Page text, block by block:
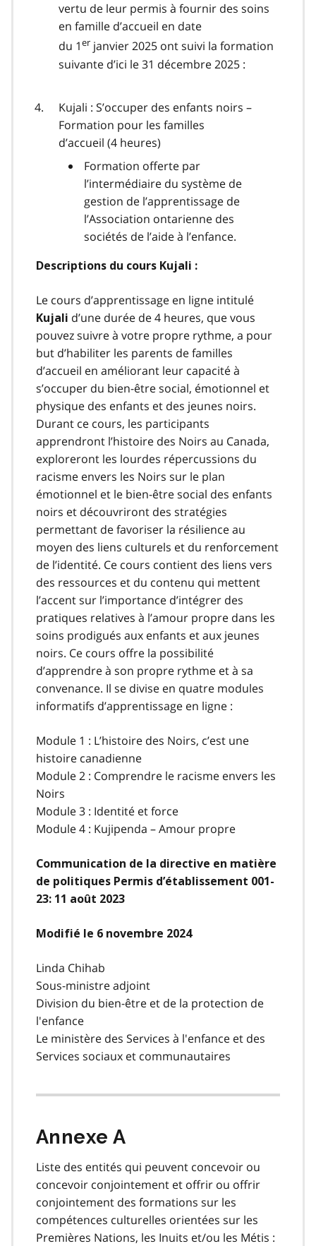
vertu de leur permis à fournir des soins
en famille d’accueil en date
du 1er janvier 2025 ont suivi la formation
suivante d’ici le 31 décembre 2025 :
Kujali : S’occuper des enfants noirs –
Formation pour les familles
d’accueil (4 heures)
Formation offerte par
l’intermédiaire du système de
gestion de l’apprentissage de
l’Association ontarienne des
sociétés de l’aide à l’enfance.
Descriptions du cours Kujali :
Le cours d’apprentissage en ligne intitulé
Kujali d’une durée de 4 heures, que vous
pouvez suivre à votre propre rythme, a pour
but d’habiliter les parents de familles
d’accueil en améliorant leur capacité à
s’occuper du bien-être social, émotionnel et
physique des enfants et des jeunes noirs.
Durant ce cours, les participants
apprendront l’histoire des Noirs au Canada,
exploreront les lourdes répercussions du
racisme envers les Noirs sur le plan
émotionnel et le bien-être social des enfants
noirs et découvriront des stratégies
permettant de favoriser la résilience au
moyen des liens culturels et du renforcement
de l’identité. Ce cours contient des liens vers
des ressources et du contenu qui mettent
l’accent sur l’importance d’intégrer des
pratiques relatives à l’amour propre dans les
soins prodigués aux enfants et aux jeunes
noirs. Ce cours offre la possibilité
d’apprendre à son propre rythme et à sa
convenance. Il se divise en quatre modules
informatifs d’apprentissage en ligne :
Module 1 : L’histoire des Noirs, c’est une
histoire canadienne
Module 2 : Comprendre le racisme envers les
Noirs
Module 3 : Identité et force
Module 4 : Kujipenda – Amour propre
Communication de la directive en matière
de politiques Permis d’établissement 001-
23: 11 août 2023
Modifié le 6 novembre 2024
Linda Chihab
Sous-ministre adjoint
Division du bien-être et de la protection de
l'enfance
Le ministère des Services à l'enfance et des
Services sociaux et communautaires
Annexe A
Liste des entités qui peuvent concevoir ou
concevoir conjointement et offrir ou offrir
conjointement des formations sur les
compétences culturelles orientées sur les
Premières Nations, les Inuits et/ou les Métis :